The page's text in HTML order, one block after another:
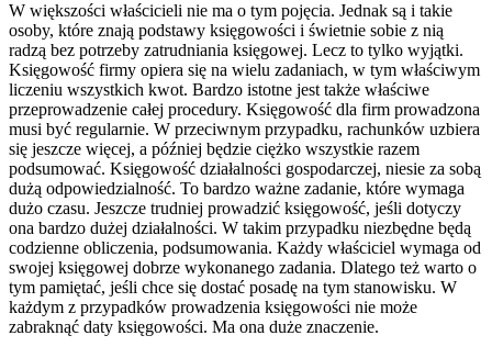
W większości właścicieli nie ma o tym pojęcia. Jednak są i takie
osoby, które znają podstawy księgowości i świetnie sobie z nią
radzą bez potrzeby zatrudniania księgowej. Lecz to tylko wyjątki.
Księgowość firmy opiera się na wielu zadaniach, w tym właściwym
liczeniu wszystkich kwot. Bardzo istotne jest także właściwe
przeprowadzenie całej procedury. Księgowość dla firm prowadzona
musi być regularnie. W przeciwnym przypadku, rachunków uzbiera
się jeszcze więcej, a później będzie ciężko wszystkie razem
podsumować. Księgowość działalności gospodarczej, niesie za sobą
dużą odpowiedzialność. To bardzo ważne zadanie, które wymaga
dużo czasu. Jeszcze trudniej prowadzić księgowość, jeśli dotyczy
ona bardzo dużej działalności. W takim przypadku niezbędne będą
codzienne obliczenia, podsumowania. Każdy właściciel wymaga od
swojej księgowej dobrze wykonanego zadania. Dlatego też warto o
tym pamiętać, jeśli chce się dostać posadę na tym stanowisku. W
każdym z przypadków prowadzenia księgowości nie może
zabraknąć daty księgowości. Ma ona duże znaczenie.